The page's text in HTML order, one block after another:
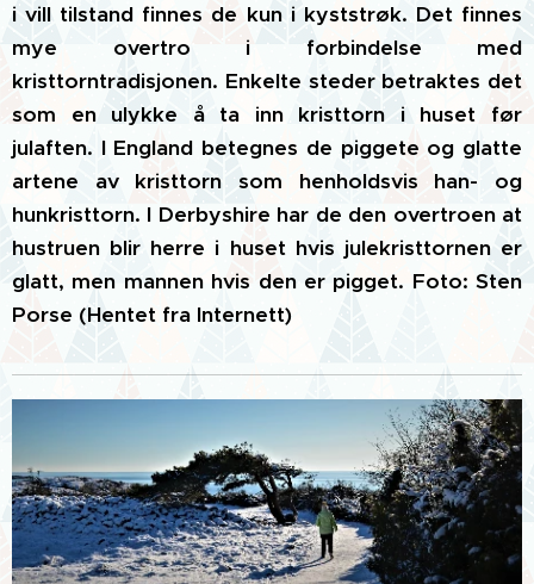
i vill tilstand finnes de kun i kyststrøk. Det finnes
mye overtro i forbindelse med
kristtorntradisjonen. Enkelte steder betraktes det
som en ulykke å ta inn kristtorn i huset før
julaften. I England betegnes de piggete og glatte
artene av kristtorn som henholdsvis han- og
hunkristtorn. I Derbyshire har de den overtroen at
hustruen blir herre i huset hvis julekristtornen er
glatt, men mannen hvis den er pigget. Foto: Sten
Porse (Hentet fra Internett)